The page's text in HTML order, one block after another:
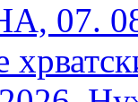
07.